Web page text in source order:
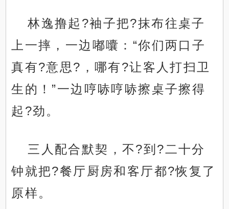
林逸撸起?袖子把?抹布往桌子
上一摔，一边嘟囔：“你们两口子
真有?意思?，哪有?让客人打扫卫
生的！”一边哼哧哼哧擦桌子擦得
起?劲。
三人配合默契，不?到?二十分
钟就把?餐厅厨房和客厅都?恢复了
原样。